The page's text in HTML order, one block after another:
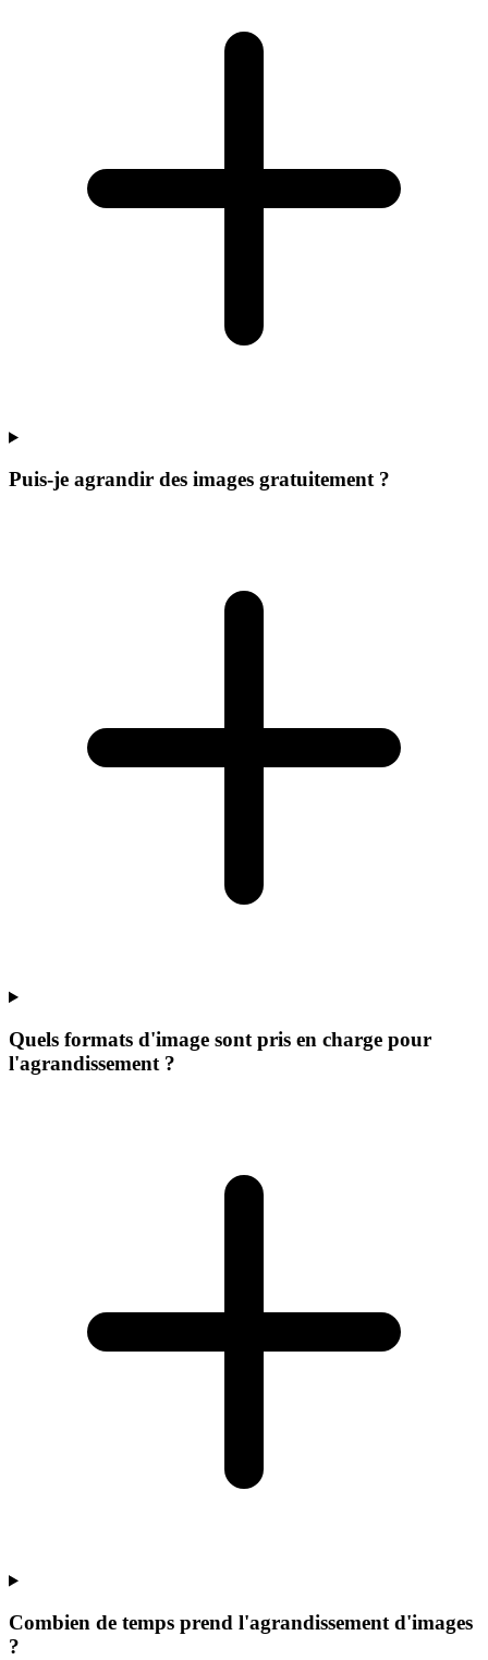
Puis-je agrandir des images gratuitement ?
Quels formats d'image sont pris en charge pour
l'agrandissement ?
Combien de temps prend l'agrandissement d'images
?